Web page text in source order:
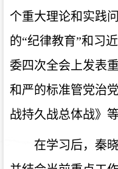
个重大理论和实践
的“纪律教育”和习
委四次全会上发表
和严的标准管党治
战持久战总体战》等
在学习后，秦